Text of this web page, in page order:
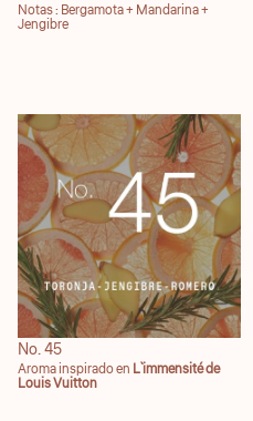
Notas : Bergamota + Mandarina +
Jengibre
No. 45
No. 45
Aroma inspirado en L´immensité de
Louis Vuitton